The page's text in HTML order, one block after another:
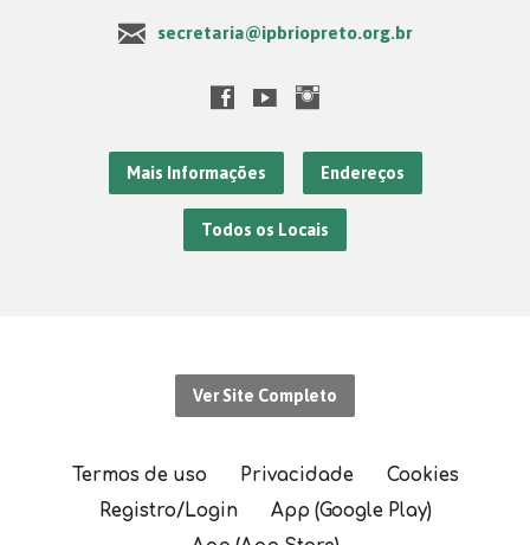
secretaria@ipbriopreto.org.br
Mais Informações Endereços
Todos os Locais
Ver Site Completo
Termos de uso Privacidade
Cookies
Registro/Login
App (Google Play)